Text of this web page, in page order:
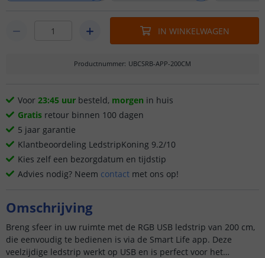
IN WINKELWAGEN
Productnummer: UBCSRB-APP-200CM
Voor 23:45 uur besteld, morgen in huis
Gratis retour binnen 100 dagen
5 jaar garantie
Klantbeoordeling LedstripKoning 9.2/10
Kies zelf een bezorgdatum en tijdstip
Advies nodig? Neem contact met ons op!
Omschrijving
Breng sfeer in uw ruimte met de RGB USB ledstrip van 200 cm,
die eenvoudig te bedienen is via de Smart Life app. Deze
veelzijdige ledstrip werkt op USB en is perfect voor het